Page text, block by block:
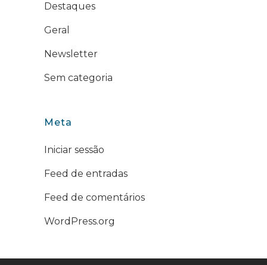
Destaques
Geral
Newsletter
Sem categoria
Meta
Iniciar sessão
Feed de entradas
Feed de comentários
WordPress.org